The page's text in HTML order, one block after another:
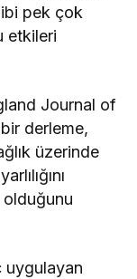
pek çok
etkileri
Journal of
derleme,
üzerinde
olduğunu
uygulayan